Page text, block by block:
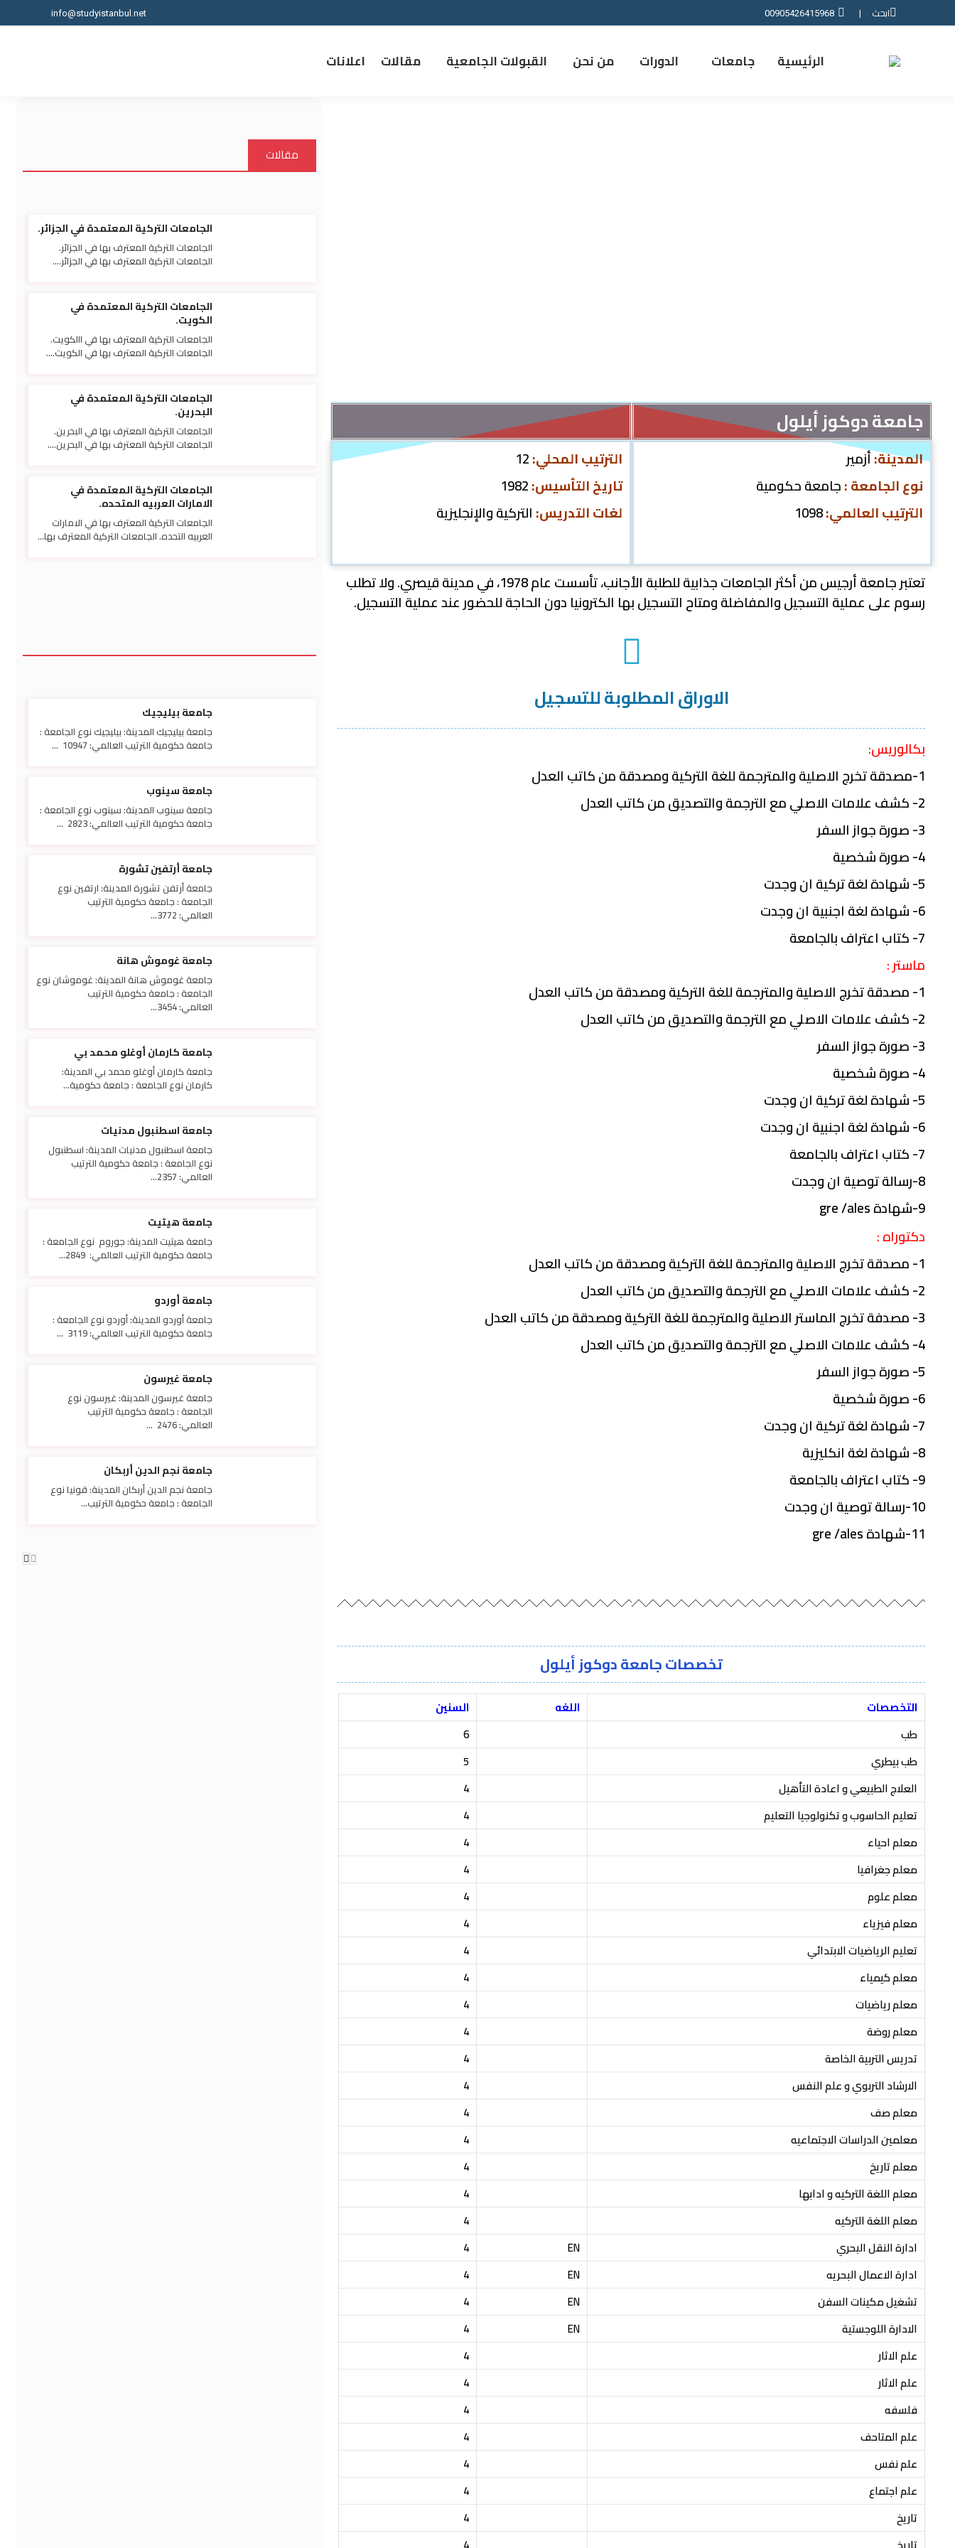
ابحث |
00905426415968
info@studyistanbul.net
الرئيسية جامعات الدورات من نحن القبولات الجامعية مقالات اعلانات
جامعة دوكوز أيلول
المدينة:أزمير
نوع الجامعة :جامعة حكومية
الترتيب العالمي:1098
الترتيب المحلي:
تاريخ التأسيس:
لغات التدريس: التركية والإنجليزية
تعتبر جامعة أرجيس من أكثر الجامعات جذابية للطلبة الأجانب، تأسست عام 1978، في مدينة قيصري. ولا تطلب
رسوم على عملية التسجيل والمفاضلة ومتاح التسجيل بها الكترونيا دون الحاجة للحضور عند عملية التسجيل.
الاوراق المطلوبة للتسجيل
بكالوريس:
1-مصدقة تخرج الاصلية والمترجمة للغة التركية ومصدقة من كاتب العدل
2- كشف علامات الاصلي مع الترجمة والتصديق من كاتب العدل
3- صورة جواز السفر
4- صورة شخصية
5- شهادة لغة تركية ان وجدت
6- شهادة لغة اجنبية ان وجدت
7- كتاب اعتراف بالجامعة
ماستر :
1- مصدقة تخرج الاصلية والمترجمة للغة التركية ومصدقة من كاتب العدل
2- كشف علامات الاصلي مع الترجمة والتصديق من كاتب العدل
3- صورة جواز السفر
4- صورة شخصية
5- شهادة لغة تركية ان وجدت
6- شهادة لغة اجنبية ان وجدت
7- كتاب اعتراف بالجامعة
8-رسالة توصية ان وجدت
9-شهادة gre /ales
دكتوراه:
1- مصدقة تخرج الاصلية والمترجمة للغة التركية ومصدقة من كاتب العدل
2- كشف علامات الاصلي مع الترجمة والتصديق من كاتب العدل
3- مصدفة تخرج الماستر الاصلية والمترجمة للغة التركية ومصدقة من كاتب العدل
4- كشف علامات الاصلي مع الترجمة والتصديق من كاتب العدل
5- صورة جواز السفر
6- صورة شخصية
7- شهادة لغة تركية ان وجدت
8- شهادة لغة انكليزية
9- كتاب اعتراف بالجامعة
10-رسالة توصية ان وجدت
11-شهادة gre /ales
تخصصات جامعة دوكوز أيلول
التخصصات اللغه
السنين
طب
6
طب بيطري
5
العلاج الطبيعي و اعادة التأهيل
4
تعليم الحاسوب و تكنولوجيا التعليم
4
معلم احياء
4
معلم جغرافيا
4
معلم علوم
4
معلم فيزياء
4
تعليم الرياضيات الابتدائي
4
معلم كيمياء
4
معلم رياضيات
4
معلم روضة
4
تدريس التربية الخاصة
4
الارشاد التربوي و علم النفس
4
معلم صف
4
معلمين الدراسات الاجتماعيه
4
معلم تاريخ
4
معلم اللغة التركيه و ادابها
4
معلم اللغة التركيه
4
ادارة النقل البحري
EN
4
ادارة الاعمال البحريه
EN
4
تشغيل مكينات السفن
EN
4
الادارة اللوجستية
EN
4
علم الاثار
4
علم الاثار
4
فلسفه
4
علم المتاحف
4
علم نفس
4
علم اجتماع
4
تاريخ
4
مقالات
الجامعات التركية المعتمدة في الجزائر.
الجامعات التركية المعترف بها في الجزائر.
الجامعات التركية المعترف بها في الجزائر....
الجامعات التركية المعتمدة في
الكويت.
الجامعات التركية المعترف بها في االكويت.
الجامعات التركية المعترف بها في الكويت....
الجامعات التركية المعتمدة في
البحرين.
الجامعات التركية المعترف بها في البحرين.
الجامعات التركية المعترف بها في البحرين....
الجامعات التركية المعتمدة في
الامارات العربيه المتحده.
الجامعات التركية المعترف بها في الامارات
العربيه التحده. الجامعات التركية المعترف بها...
جامعة بيليجيك
جامعة بيليجيك المدينة: بيليجيك نوع الجامعة :
جامعة حكومية الترتيب العالمي: 10947 ...
جامعة سينوب
جامعة سينوب المدينة: سينوب نوع الجامعة :
جامعة حكومية الترتيب العالمي: 2823 ...
جامعة أرتفين تشورة
جامعة أرتفن تشورة المدينة: ارتفين نوع
الجامعة : جامعة حكومية الترتيب
العالمي: 3772...
جامعة غوموش هانة
جامعة غوموش هانة المدينة: غوموشان نوع
الجامعة : جامعة حكومية الترتيب
العالمي: 3454...
جامعة كارمان أوغلو محمد بي
جامعة كارمان أوغلو محمد بي المدينة:
كارمان نوع الجامعة : جامعة حكومية...
جامعة اسطنبول مدنيات
جامعة اسطنبول مدنيات المدينة: اسطنبول
نوع الجامعة : جامعة حكومية الترتيب
العالمي: 2357...
جامعة هيتيت
جامعة هيتيت المدينة: جوروم نوع الجامعة :
جامعة حكومية الترتيب العالمي: 2849...
جامعة أوردو
جامعة أوردو المدينة: أوردو نوع الجامعة :
جامعة حكومية الترتيب العالمي: 3119 ...
جامعة غيرسون
جامعة غيرسون المدينة: غيرسون نوع
الجامعة : جامعة حكومية الترتيب
العالمي: 2476 ...
جامعة نجم الدين أربكان
جامعة نجم الدين أربكان المدينة: قونيا نوع
الجامعة : جامعة حكومية الترتيب...